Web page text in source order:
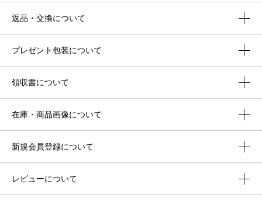
返品・交換について
プレゼント包装について
領収書について
在庫・商品画像について
新規会員登録について
レビューについて